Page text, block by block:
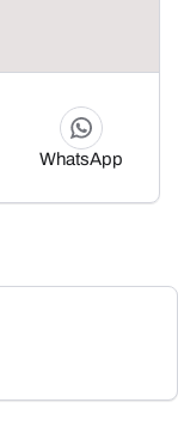
WhatsApp